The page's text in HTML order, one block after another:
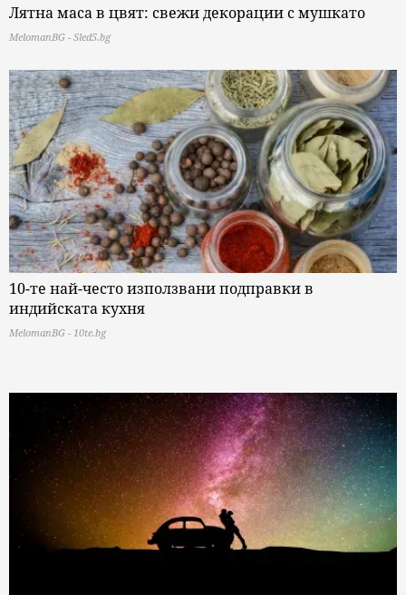
Лятна маса в цвят: свежи декорации с мушкато
MelomanBG - Sled5.bg
10-те най-често използвани подправки в
индийската кухня
MelomanBG - 10te.bg